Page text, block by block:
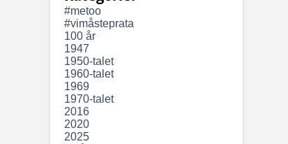
#metoo
#vimåsteprata
100 år
1947
1950-talet
1960-talet
1969
1970-talet
2016
2020
2025